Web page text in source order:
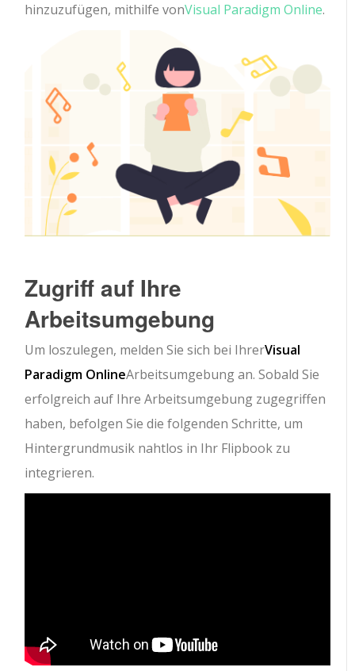
hinzuzufügen, mithilfe vonVisual Paradigm Online.
Zugriff auf Ihre
Arbeitsumgebung
Um loszulegen, melden Sie sich bei IhrerVisual
Paradigm OnlineArbeitsumgebung an. Sobald Sie
erfolgreich auf Ihre Arbeitsumgebung zugegriffen
haben, befolgen Sie die folgenden Schritte, um
Hintergrundmusik nahtlos in Ihr Flipbook zu
integrieren.